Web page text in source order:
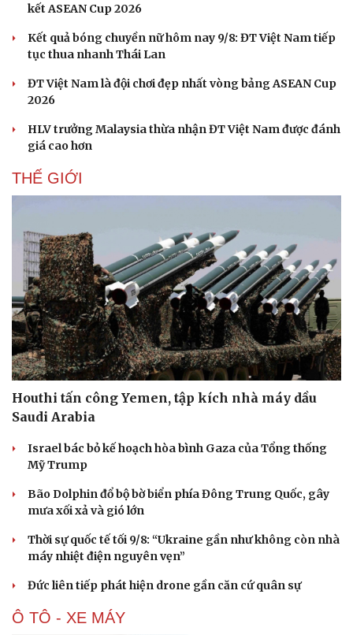
Cải chính
kết ASEAN Cup 2026
Kết quả bóng chuyền nữ hôm nay 9/8: ĐT Việt Nam tiếp
tục thua nhanh Thái Lan
ĐT Việt Nam là đội chơi đẹp nhất vòng bảng ASEAN Cup
2026
HLV trưởng Malaysia thừa nhận ĐT Việt Nam được đánh
giá cao hơn
THẾ GIỚI
Houthi tấn công Yemen, tập kích nhà máy dầu
Saudi Arabia
Israel bác bỏ kế hoạch hòa bình Gaza của Tổng thống
Mỹ Trump
Bão Dolphin đổ bộ bờ biển phía Đông Trung Quốc, gây
mưa xối xả và gió lớn
Thời sự quốc tế tối 9/8: “Ukraine gần như không còn nhà
máy nhiệt điện nguyên vẹn”
Đức liên tiếp phát hiện drone gần căn cứ quân sự
Ô TÔ - XE MÁY